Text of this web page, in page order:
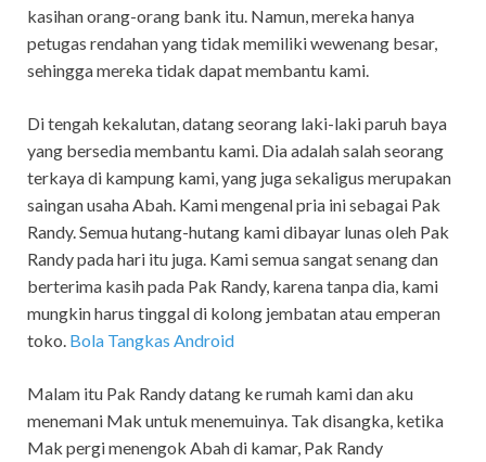
kasihan orang-orang bank itu. Namun, mereka hanya
petugas rendahan yang tidak memiliki wewenang besar,
sehingga mereka tidak dapat membantu kami.
Di tengah kekalutan, datang seorang laki-laki paruh baya
yang bersedia membantu kami. Dia adalah salah seorang
terkaya di kampung kami, yang juga sekaligus merupakan
saingan usaha Abah. Kami mengenal pria ini sebagai Pak
Randy. Semua hutang-hutang kami dibayar lunas oleh Pak
Randy pada hari itu juga. Kami semua sangat senang dan
berterima kasih pada Pak Randy, karena tanpa dia, kami
mungkin harus tinggal di kolong jembatan atau emperan
toko. Bola Tangkas Android
Malam itu Pak Randy datang ke rumah kami dan aku
menemani Mak untuk menemuinya. Tak disangka, ketika
Mak pergi menengok Abah di kamar, Pak Randy